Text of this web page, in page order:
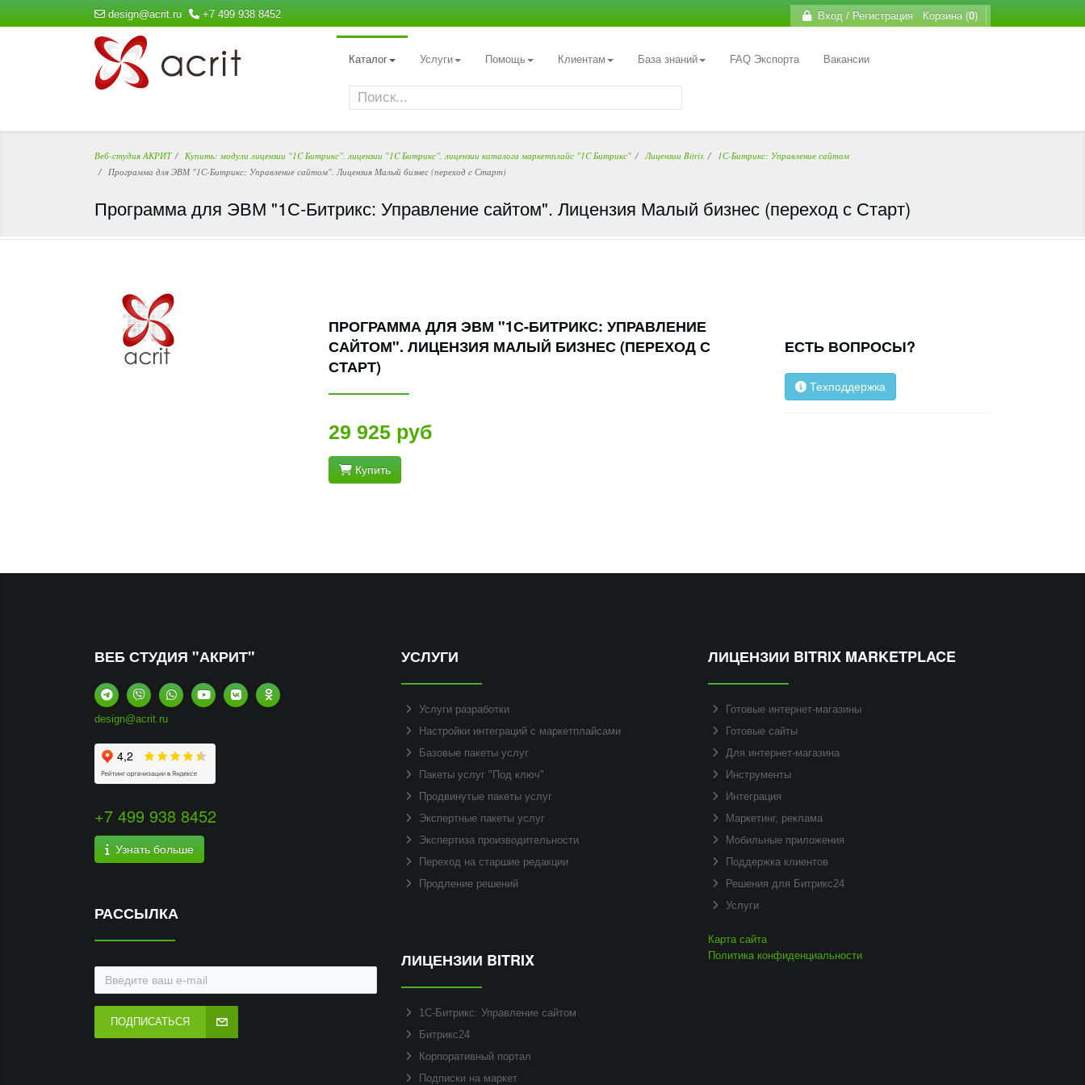
design@acrit.ru +7 499 938 8452 Вход / Регистрация Корзина (0)
Каталог Услуги Помощь Клиентам База знаний FAQ Экспорта Вакансии
Веб-студия АКРИТ Купить: модули лицензии "1C Битрикс", лицензии "1C Битрикс", лицензии каталога маркетплайс "1C Битрикс" Лицензии Bitrix
1С-Битрикс: Управление сайтом
Программа для ЭВМ "1С-Битрикс: Управление сайтом". Лицензия Малый бизнес (переход с Старт)
Программа для ЭВМ "1С-Битрикс: Управление сайтом". Лицензия Малый бизнес (переход с Старт)
ПРОГРАММА ДЛЯ ЭВМ "1С-БИТРИКС: УПРАВЛЕНИЕ
САЙТОМ". ЛИЦЕНЗИЯ МАЛЫЙ БИЗНЕС (ПЕРЕХОД С
СТАРТ)
29 925 руб
Купить
ЕСТЬ ВОПРОСЫ?
Техподдержка
ВЕБ СТУДИЯ "АКРИТ"
design@acrit.ru
+7 499 938 8452
Узнать больше
РАССЫЛКА
ПОДПИСАТЬСЯ
УСЛУГИ
Услуги разработки
Настройки интеграций с маркетплайсами
Базовые пакеты услуг
Пакеты услуг "Под ключ"
Продвинутые пакеты услуг
Экспертные пакеты услуг
Экспертиза производительности
Переход на старшие редакции
Продление решений
ЛИЦЕНЗИИ BITRIX
1С-Битрикс: Управление сайтом
Битрикс24
Корпоративный портал
Подписки на маркет
ЛИЦЕНЗИИ BITRIX MARKETPLACE
Готовые интернет-магазины
Готовые сайты
Для интернет-магазина
Инструменты
Интеграция
Маркетинг, реклама
Мобильные приложения
Поддержка клиентов
Решения для Битрикс24
Услуги
Карта сайта
Политика конфиденциальности